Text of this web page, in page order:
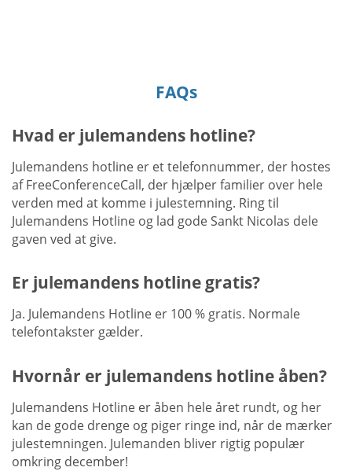
FAQs
Hvad er julemandens hotline?
Julemandens hotline er et telefonnummer, der hostes
af FreeConferenceCall, der hjælper familier over hele
verden med at komme i julestemning. Ring til
Julemandens Hotline og lad gode Sankt Nicolas dele
gaven ved at give.
Er julemandens hotline gratis?
Ja. Julemandens Hotline er 100 % gratis. Normale
telefontakster gælder.
Hvornår er julemandens hotline åben?
Julemandens Hotline er åben hele året rundt, og her
kan de gode drenge og piger ringe ind, når de mærker
julestemningen. Julemanden bliver rigtig populær
omkring december!